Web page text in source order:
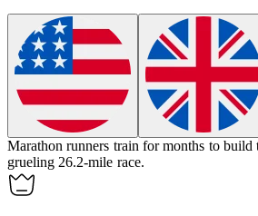
Marathon runners train for months to build
grueling 26.2-mile race.